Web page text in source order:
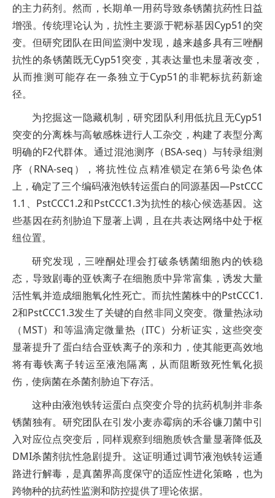
的主力药剂。然而，长期单一用药导致条锈菌抗药性日益
增强。传统理论认为，抗性主要源于靶标基因Cyp51的突
变。但研究团队在田间监测中发现，越来越多具有三唑酮
抗性的条锈菌既无Cyp51突变，其表达量也未显著改变，
从而推测可能存在一条独立于Cyp51的非靶标抗药新途
径。
为挖掘这一隐藏机制，研究团队利用低抗且无Cyp51
突变的分离株与高敏感株进行人工杂交，构建了表型分离
明确的F2代群体。通过混池测序（BSA-seq）与转录组测
序（RNA-seq），将抗性位点精准锁定在第6号染色体
上，确定了三个编码液泡铁转运蛋白的同源基因—PstCCC
1.1、PstCCC1.2和PstCCC1.3为抗性的核心候选基因。这
些基因在药剂胁迫下显著上调，且在共表达网络中处于枢
纽位置。
研究发现，三唑酮处理会打破条锈菌细胞内的铁稳
态，导致剧毒的亚铁离子在细胞质中异常富集，诱发大量
活性氧并造成细胞氧化性死亡。而抗性菌株中的PstCCC1.
2和PstCCC1.3发生了关键的自然非同义突变。微量热泳动
（MST）和等温滴定微量热（ITC）分析证实，这些突变
显著提升了蛋白结合亚铁离子的亲和力，使其能更高效地
将有毒铁离子转运至液泡隔离，从而阻断致死性氧化损
伤，使病菌在杀菌剂胁迫下存活。
这种由液泡铁转运蛋白点突变介导的抗药机制并非条
锈菌独有。研究团队在引发小麦赤霉病的禾谷镰刀菌中引
入对应位点突变后，同样观察到细胞质铁含量显著降低及
DMI杀菌剂抗性急剧提升。这证明通过调节液泡铁转运通
路进行解毒，是真菌界高度保守的适应性进化策略，也为
跨物种的抗药性监测和防控提供了理论依据。